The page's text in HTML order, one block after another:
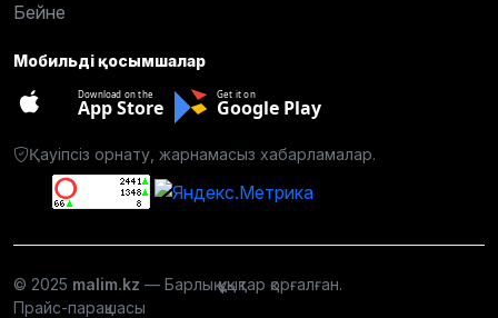
Бейне
Мобильді қосымшалар
Download on the
App Store
Get it on
Google Play
Қауіпсіз орнату, жарнамасыз хабарламалар.
© 2025 malim.kz — Барлық құқықтар қорғалған.
Прайс-парақшасы